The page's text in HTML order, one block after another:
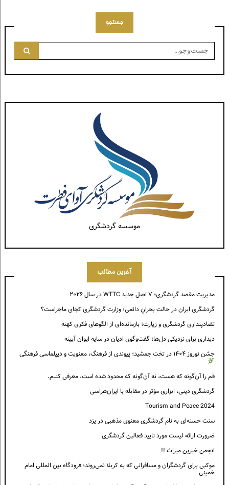
جستجو
جست‌وجو
برای:
موسسه گردشگری
آخرین مطالب
مدیریت مقصد گردشگری؛ ۷ اصل جدید WTTC در سال ۲۰۲۶
گردشگری ایران در حالت بحرانِ دائمی؛ وزارت گردشگری کجای ماجراست؟
تضادپنداری گردشگری و زیارت؛ بازمانده‌ای از الگوهای فکری کهنه
دیداری برای نزدیکی دل‌ها؛ گفت‌وگوی ادیان در سایه ایوان آیینه
جشن نوروز ۱۴۰۴ در تخت جمشید؛ پیوندی از فرهنگ، معنویت و دیپلماسی فرهنگی
قم را آن‌گونه که هست، نه آن‌گونه که محدود شده است، معرفی کنیم.
گردشگری دینی، ابزاری مؤثر در مقابله با ایران‌هراسی
Tourism and Peace 2024
سنت حسنه‌ای به نام گردشگری معنوی مذهبی در یزد
ضرورت ارائه لیست مورد تایید فعالین گردشگری
انجمن خیرین میراث !!
موکبی برای گردشگران و مسافرانی که به کربلا نمی‌روند؛ فرودگاه بین المللی امام
خمینی